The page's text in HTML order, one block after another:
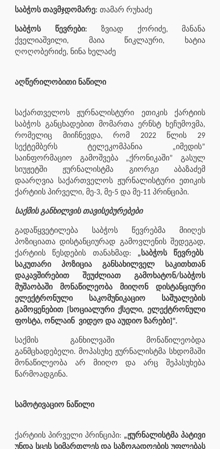
საბჭოს თავმჯდომარე: თამარ რუხაძე
საბჭოს წევრები:
ზვიად ქორიძე, მანანა
ქველიაშვილი, მაია წიკლაური, ხატია
ღოღობერიძე, ნინა ხელაძე
აღწერილობითი ნაწილი
საქართველოს ჟურნალისტური ეთიკის ქარტიის
საბჭოს განცხადებით მომართა ერნსტ ხეჩუმოვმა,
რომელიც მიიჩნევდა, რომ 2022 წლის 29
სექტემბერს ტელეკომპანია „იმედის”
საინფორმაციო გამოშვება „ქრონიკაში” გასულ
სიუჟეტში ჟურნალისტმა გიორგი აბაზაძემ
დაარღვია საქართველოს ჟურნალისტური ეთიკის
ქარტიის პირველი, მე-3, მე-5 და მე-11 პრინციპი.
საქმის განხილვის თავისებურებები
გადაწყვეტილება საბჭოს წევრებმა მიიღეს
პოზიციათა დისტანციურად გამოვლენის შედეგად,
ქარტიის წესდების თანახმად: „საბჭოს წევრებს
საკუთარი პოზიცია განსახილველ საკითხთან
დაკავშირებით შეუძლიათ გამოხატონ/საბჭოს
მუშაობაში მონაწილეობა მიიღონ დისტანციური
ელექტრონული საკომუნიკაციო საშუალების
გამოყენებით [სოციალური ქსელი, ელექტრონული
ფოსტა, ონლაინ ვიდეო და აუდიო ზარები]“.
საქმის განხილვაში მონაწილეობდა
განმცხადებელი. მოპასუხე ჟურნალისტმა სხდომაში
მონაწილეობა არ მიიღო და არც შეპასუხება
წარმოადგინა.
სამოტივაციო ნაწილი
ქარტიის პირველი პრინციპი: „ჟურნალისტმა პატივი
უნდა სცეს სიმართლეს და საზოგადოების უფლებას